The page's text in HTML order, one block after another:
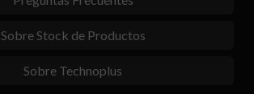
Sobre Stock de Productos
Sobre Technoplus